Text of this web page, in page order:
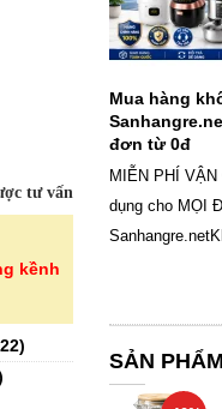
tư vấn
kềnh
)
Samsung
kiện, chọn
Mua hàng
đơn từ 0đ
MIỄN PHÍ
dụng cho MỌI
SẢN